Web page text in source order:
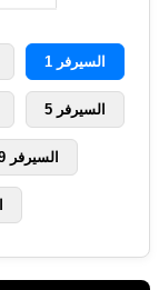
السيرفر 1
السيرفر 5
السيرفر 9